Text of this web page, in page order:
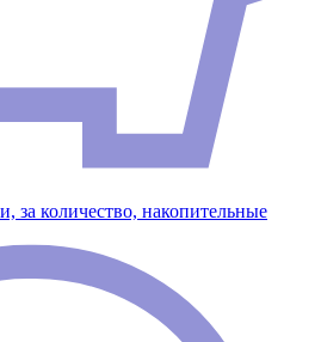
за количество, накопительные